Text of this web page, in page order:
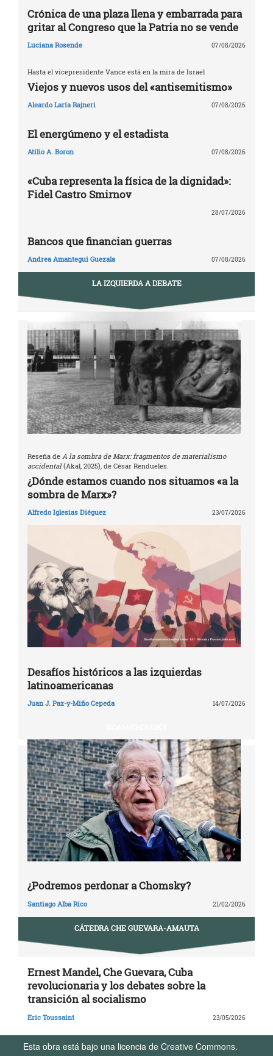
Crónica de una plaza llena y embarrada para
gritar al Congreso que la Patria no se vende
Luciana Rosende 07/08/2026
Hasta el vicepresidente Vance está en la mira de Israel
Viejos y nuevos usos del «antisemitismo»
Aleardo Laría Rajneri 07/08/2026
El energúmeno y el estadista
Atilio A. Boron 07/08/2026
«Cuba representa la física de la dignidad»:
Fidel Castro Smirnov
28/07/2026
Bancos que financian guerras
Andrea Amantegui Guezala 07/08/2026
LA IZQUIERDA A DEBATE
Reseña de A la sombra de Marx: fragmentos de materialismo
accidental(Akal, 2025), de César Rendueles.
¿Dónde estamos cuando nos situamos «a la
sombra de Marx»?
Alfredo Iglesias Diéguez 23/07/2026
Desafíos históricos a las izquierdas
latinoamericanas
Juan J. Paz-y-Miño Cepeda 14/07/2026
¿Podremos perdonar a Chomsky?
Santiago Alba Rico 21/02/2026
CÁTEDRA CHE GUEVARA-AMAUTA
Ernest Mandel, Che Guevara, Cuba
revolucionaria y los debates sobre la
transición al socialismo
Eric Toussaint 23/05/2026
Esta obra está bajo una licencia de Creative Commons.